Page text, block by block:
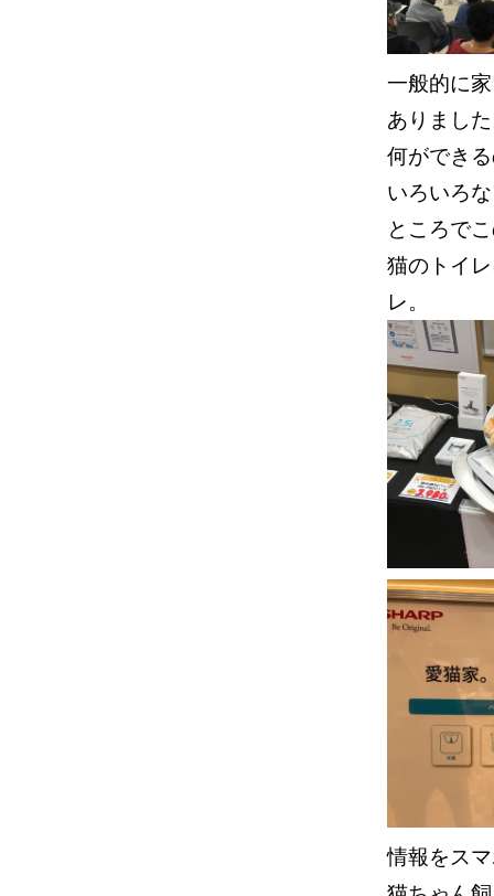
一般的に
ありまし
何ができ
いろいろ
ところで
猫のトイ
レ。
情報をス